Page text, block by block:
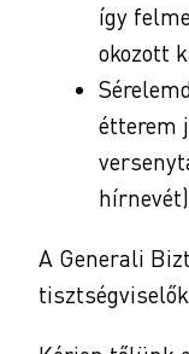
így
okozott
étterem
A Generali